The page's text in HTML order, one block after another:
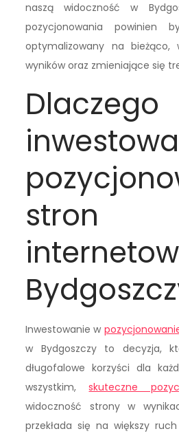
naszą widoczność w
pozycjonowania powinien
optymalizowany na
wyników oraz zmieniające się
stron
Inwestowanie w
w Bydgoszczy to decyzja,
długofalowe korzyści dla
wszystkim,skuteczne
widoczność strony w
przekłada się na większy